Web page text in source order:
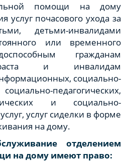
помощи на дому
услуг почасового ухода за
детьми-инвалидами
или временного
гражданам
и инвалидам
социально-
педагогических,
и социально-
услуг сиделки в форме
на дому.
отделением
на дому имеют право: